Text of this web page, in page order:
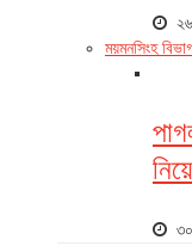
ময়মনসিংহ